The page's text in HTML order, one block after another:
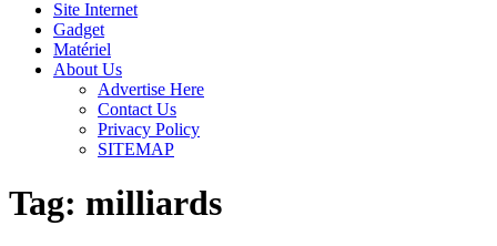
Site Internet
Gadget
Matériel
About Us
Advertise Here
Contact Us
Privacy Policy
SITEMAP
Tag: milliards